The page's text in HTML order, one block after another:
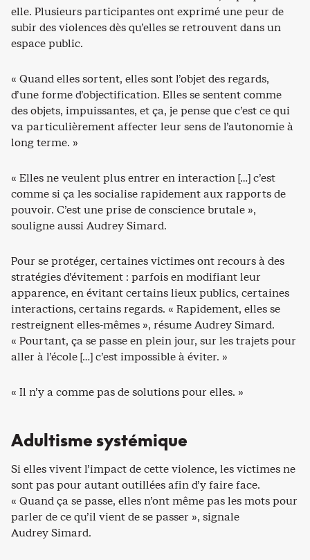
elle. Plusieurs participantes ont exprimé une peur de
subir des violences dès qu’elles se retrouvent dans un
espace public.
« Quand elles sortent, elles sont l’objet des regards,
d’une forme d’objectification. Elles se sentent comme
des objets, impuissantes, et ça, je pense que c’est ce qui
va particulièrement affecter leur sens de l’autonomie à
long terme. »
« Elles ne veulent plus entrer en interaction […] c’est
comme si ça les socialise rapidement aux rapports de
pouvoir. C’est une prise de conscience brutale »,
souligne aussi Audrey Simard.
Pour se protéger, certaines victimes ont recours à des
stratégies d’évitement : parfois en modifiant leur
apparence, en évitant certains lieux publics, certaines
interactions, certains regards. « Rapidement, elles se
restreignent elles-mêmes », résume Audrey Simard.
« Pourtant, ça se passe en plein jour, sur les trajets pour
aller à l’école […] c’est impossible à éviter. »
« Il n’y a comme pas de solutions pour elles. »
Adultisme systémique
Si elles vivent l’impact de cette violence, les victimes ne
sont pas pour autant outillées afin d’y faire face.
« Quand ça se passe, elles n’ont même pas les mots pour
parler de ce qu’il vient de se passer », signale
Audrey Simard.